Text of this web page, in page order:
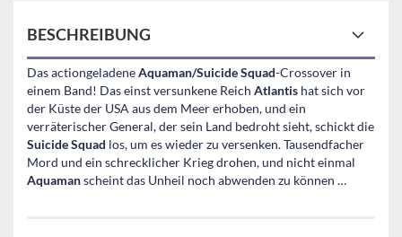
BESCHREIBUNG
Das actiongeladeneAquaman/Suicide Squad-Crossover in
einem Band! Das einst versunkene Reich Atlantis hat sich vor
der Küste der USA aus dem Meer erhoben, und ein
verräterischer General, der sein Land bedroht sieht, schickt die
Suicide Squad los, um es wieder zu versenken. Tausendfacher
Mord und ein schrecklicher Krieg drohen, und nicht einmal
Aquamanscheint das Unheil noch abwenden zu können …